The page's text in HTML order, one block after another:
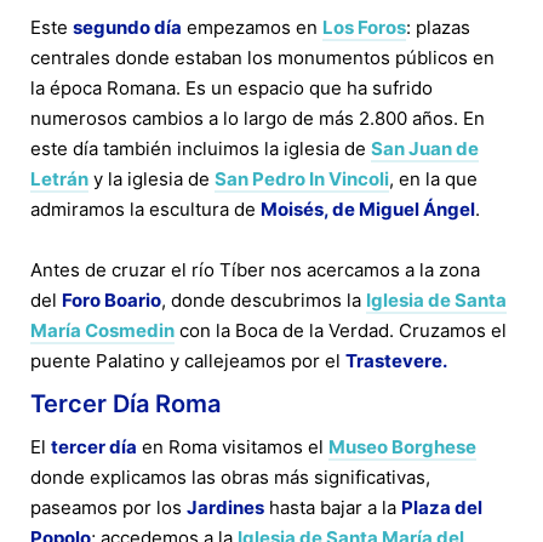
Este segundo día empezamos en Los Foros: plazas
centrales donde estaban los monumentos públicos en
la época Romana. Es un espacio que ha sufrido
numerosos cambios a lo largo de más 2.800 años. En
este día también incluimos la iglesia de San Juan de
Letrán y la iglesia de San Pedro In Vincoli, en la que
admiramos la escultura de Moisés, de Miguel Ángel.
Antes de cruzar el río Tíber nos acercamos a la zona
del Foro Boario, donde descubrimos la Iglesia de Santa
María Cosmedin con la Boca de la Verdad. Cruzamos el
puente Palatino y callejeamos por el Trastevere.
Tercer Día Roma
El tercer día en Roma visitamos el Museo Borghese
donde explicamos las obras más significativas,
paseamos por los Jardines hasta bajar a la Plaza del